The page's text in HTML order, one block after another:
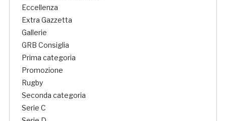
Eccellenza
Extra Gazzetta
Gallerie
GRB Consiglia
Prima categoria
Promozione
Rugby
Seconda categoria
Serie C